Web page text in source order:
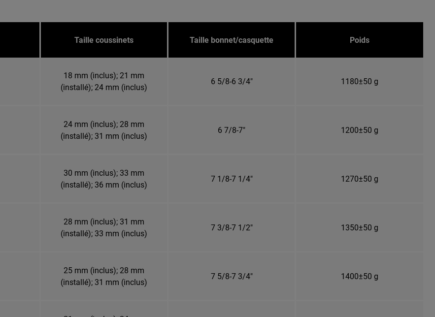
Taille coussinets Taille bonnet/casquette Poids
18 mm (inclus); 21 mm
(installé); 24 mm (inclus)
6 5/8-6 3/4" 1180±50 g
24 mm (inclus); 28 mm
(installé); 31 mm (inclus)
6 7/8-7" 1200±50 g
30 mm (inclus); 33 mm
(installé); 36 mm (inclus)
7 1/8-7 1/4" 1270±50 g
28 mm (inclus); 31 mm
(installé); 33 mm (inclus)
7 3/8-7 1/2" 1350±50 g
25 mm (inclus); 28 mm
(installé); 31 mm (inclus)
7 5/8-7 3/4" 1400±50 g